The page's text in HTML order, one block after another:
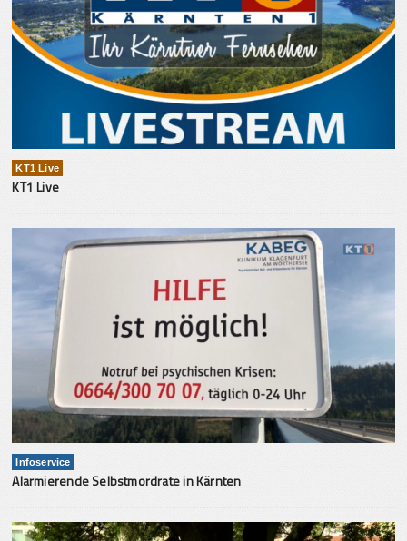
KT1 Live
KT1 Live
Infoservice
Alarmierende Selbstmordrate in Kärnten